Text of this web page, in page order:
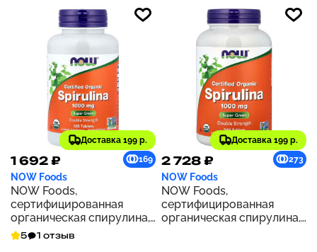
Доставка 199 р.
1 692 ₽ 169
NOW Foods
NOW Foods,
сертифицированная
органическая спирулина,
двойная сила действия,
1000 мг, 120 таблеток
5 1 отзыв
Доставка 199 р.
2 728 ₽ 273
NOW Foods
NOW Foods,
сертифицированная
органическая спирулина,